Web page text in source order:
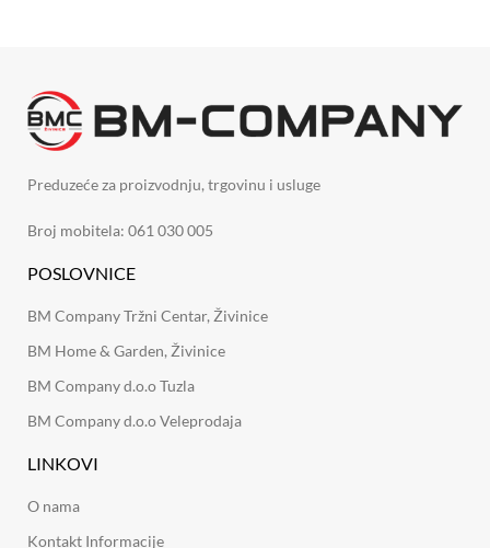
Preduzeće za proizvodnju, trgovinu i usluge
Broj mobitela: 061 030 005
POSLOVNICE
BM Company Tržni Centar, Živinice
BM Home & Garden, Živinice
BM Company d.o.o Tuzla
BM Company d.o.o Veleprodaja
LINKOVI
O nama
Kontakt Informacije